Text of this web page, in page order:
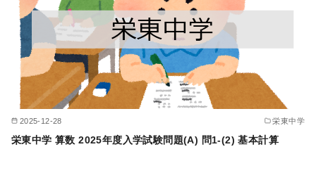
2025-12-28 栄東中学
栄東中学 算数 2025年度入学試験問題(A) 問1-(2) 基本計算